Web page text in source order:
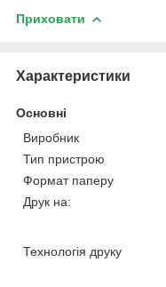
Приховати
Характеристики
Основні
Виробник
Тип пристрою
Формат паперу
Друк на:
Технологія друку